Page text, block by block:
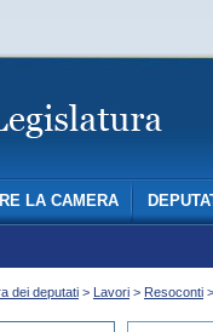
LA CAMERA
dei deputati > Lavori > Resoconti >